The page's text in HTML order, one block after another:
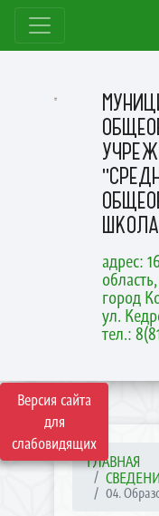
Версия сайта
для
слабовидящих
адрес:
город
ул.
тел.:
ГЛАВНАЯ
04.